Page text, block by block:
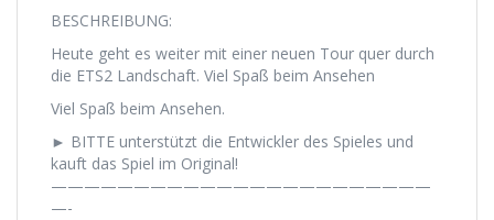
BESCHREIBUNG:
Heute geht es weiter mit einer neuen Tour quer durch
die ETS2 Landschaft. Viel Spaß beim Ansehen
Viel Spaß beim Ansehen.
► BITTE unterstützt die Entwickler des Spieles und
kauft das Spiel im Original!
———————————————————————
—-